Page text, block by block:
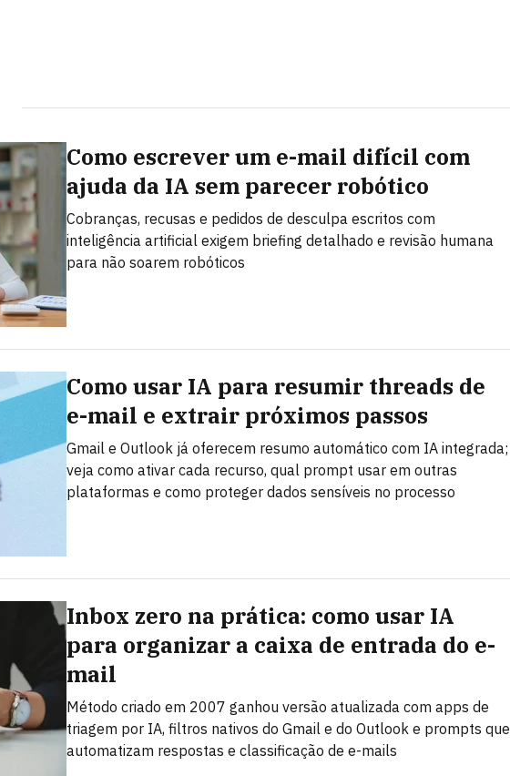
Como escrever um e-mail difícil com
ajuda da IA sem parecer robótico
Cobranças, recusas e pedidos de desculpa escritos com
inteligência artificial exigem briefing detalhado e revisão humana
para não soarem robóticos
Como usar IA para resumir threads de
e-mail e extrair próximos passos
Gmail e Outlook já oferecem resumo automático com IA integrada;
veja como ativar cada recurso, qual prompt usar em outras
plataformas e como proteger dados sensíveis no processo
Inbox zero na prática: como usar IA
para organizar a caixa de entrada do e-
mail
Método criado em 2007 ganhou versão atualizada com apps de
triagem por IA, filtros nativos do Gmail e do Outlook e prompts que
automatizam respostas e classificação de e-mails